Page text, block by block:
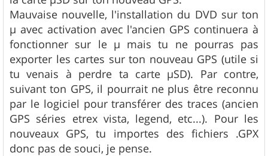
Mauvaise nouvelle, l'installation du DVD sur ton
µ avec activation avec l'ancien GPS continuera à
fonctionner sur le µ mais tu ne pourras pas
exporter les cartes sur ton nouveau GPS (utile si
tu venais à perdre ta carte µSD). Par contre,
suivant ton GPS, il pourrait ne plus être reconnu
par le logiciel pour transférer des traces (ancien
GPS séries etrex vista, legend, etc...). Pour les
nouveaux GPS, tu importes des fichiers .GPX
donc pas de souci, je pense.